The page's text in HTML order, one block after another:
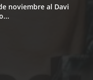
noviembre al Davi